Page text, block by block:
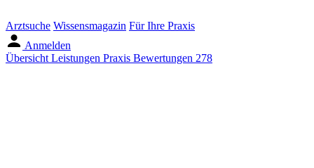
Arztsuche Wissensmagazin Für Ihre Praxis
Anmelden
Übersicht Leistungen Praxis Bewertungen 278